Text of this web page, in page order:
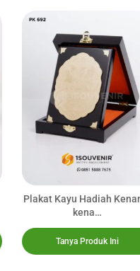
Plakat Kayu Hadiah
kena…
Tanya Produk Ini